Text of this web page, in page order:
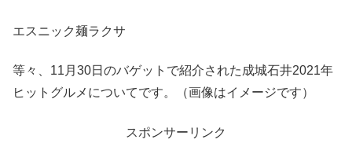
エスニック麺ラクサ
等々、11月30日のバゲットで紹介された成城石井2021年
ヒットグルメについてです。（画像はイメージです）
スポンサーリンク